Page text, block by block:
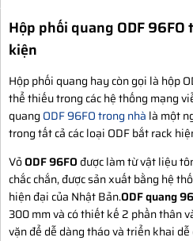
Hộp phối quang ODF
kiện
Hộp phối quang hay còn gọi là hộp
thể thiếu trong các hệ thống mạng
quang ODF 96FO trong nhà là một
trong tất cả các loại ODF bắt rack
VỏODF 96FO được làm từ vật liệu
chắc chắn, được sản xuất bằng hệ
hiện đại của Nhật Bản.ODF quang
300 mm và có thiết kế 2 phần thân
vặn để dễ dàng tháo và triển khai dễ